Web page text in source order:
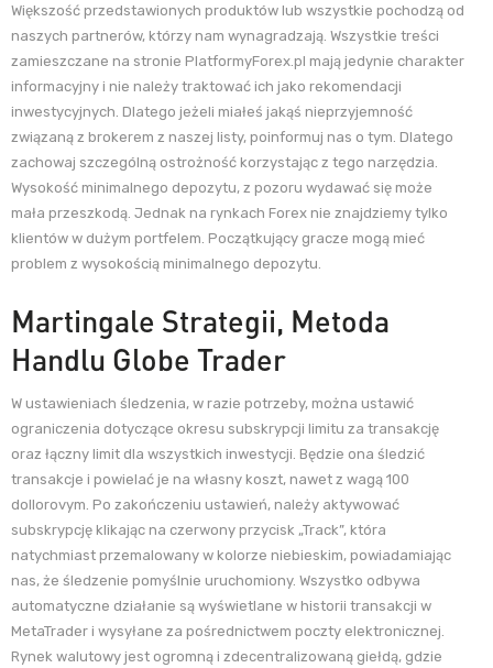
Większość przedstawionych produktów lub wszystkie pochodzą od
naszych partnerów, którzy nam wynagradzają. Wszystkie treści
zamieszczane na stronie PlatformyForex.pl mają jedynie charakter
informacyjny i nie należy traktować ich jako rekomendacji
inwestycyjnych. Dlatego jeżeli miałeś jakąś nieprzyjemność
związaną z brokerem z naszej listy, poinformuj nas o tym. Dlatego
zachowaj szczególną ostrożność korzystając z tego narzędzia.
Wysokość minimalnego depozytu, z pozoru wydawać się może
mała przeszkodą. Jednak na rynkach Forex nie znajdziemy tylko
klientów w dużym portfelem. Początkujący gracze mogą mieć
problem z wysokością minimalnego depozytu.
Martingale Strategii, Metoda
Handlu Globe Trader
W ustawieniach śledzenia, w razie potrzeby, można ustawić
ograniczenia dotyczące okresu subskrypcji limitu za transakcję
oraz łączny limit dla wszystkich inwestycji. Będzie ona śledzić
transakcje i powielać je na własny koszt, nawet z wagą 100
dollorovym. Po zakończeniu ustawień, należy aktywować
subskrypcję klikając na czerwony przycisk „Track”, która
natychmiast przemalowany w kolorze niebieskim, powiadamiając
nas, że śledzenie pomyślnie uruchomiony. Wszystko odbywa
automatyczne działanie są wyświetlane w historii transakcji w
MetaTrader i wysyłane za pośrednictwem poczty elektronicznej.
Rynek walutowy jest ogromną i zdecentralizowaną giełdą, gdzie